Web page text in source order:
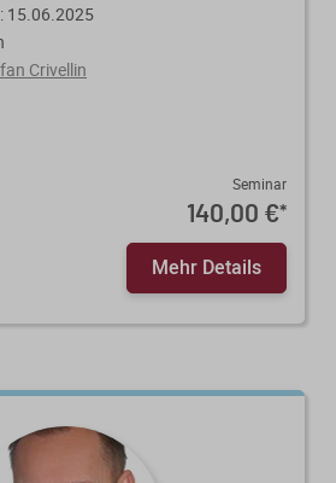
Programm
15.06.2025
Crivellin
Seminar
140,00 €*
Mehr Details